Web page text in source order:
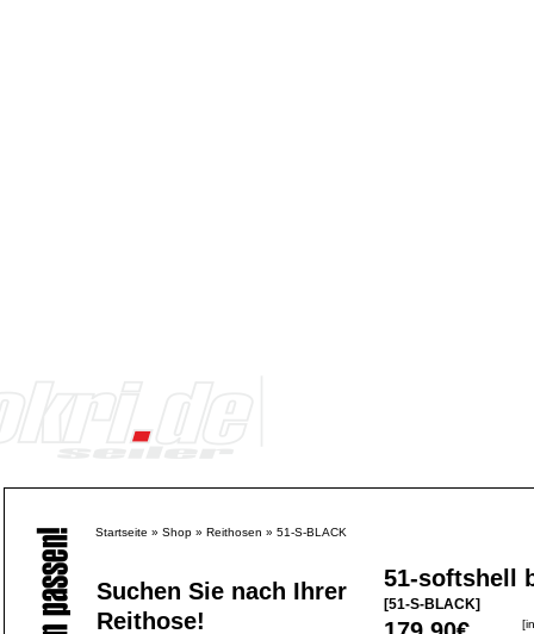
Startseite » Shop » Reithosen » 51-S-BLACK
Suchen Sie nach Ihrer
Reithose!
51-softshell
[51-S-BLACK]